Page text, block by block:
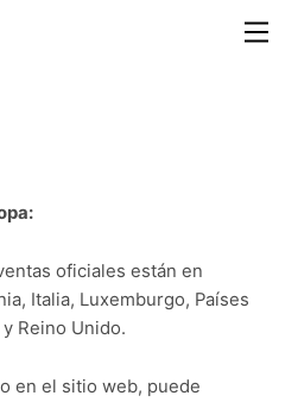
oficiales están en
Italia, Luxemburgo, Países
Reino Unido.
en el sitio web, puede